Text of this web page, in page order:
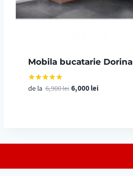
Mobila bucatarie Dorina
Evaluat la
de la6,900lei Prețul
6,000 leiPrețul